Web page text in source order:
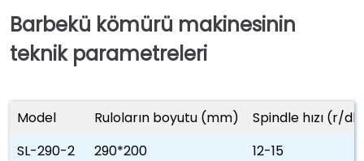
Barbekü kömürü makinesinin
teknik parametreleri
Model Ruloların boyutu (mm)
Spindle hızı (r/
SL-290-2
290*200
12-15